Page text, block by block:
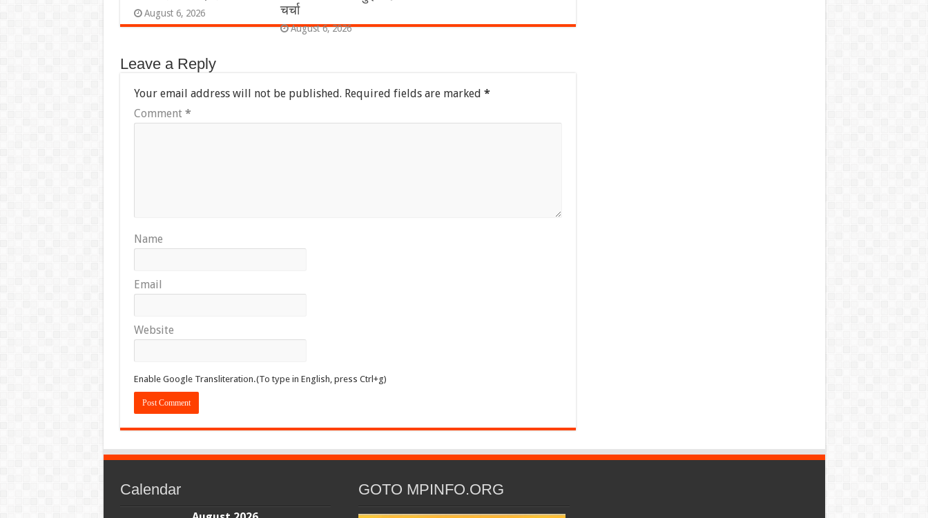
August 6, 2026
चर्चा
August 6, 2026
Leave a Reply
Your email address will not be published. Required fields are marked *
Comment *
Name
Email
Website
Enable Google Transliteration.(To type in English, press Ctrl+g)
Calendar GOTO MPINFO.ORG